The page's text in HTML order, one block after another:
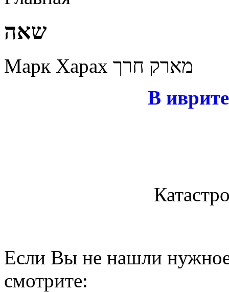
שאה
Марк Харах מארק חרך
В
Если Вы не нашли нужное
смотрите: